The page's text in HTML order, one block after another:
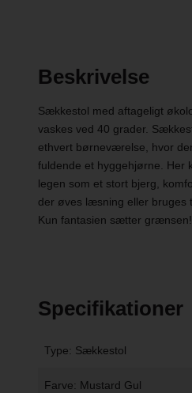
Beskrivelse
Sækkestol med aftageligt
vaskes ved 40 grader.
ethvert børneværelse, hvor
fuldende et hyggehjørne. Her
legen som et stort bjerg,
der øves læsning eller bruges
Kun fantasien sætter grænsen!
Specifikationer
Type: Sækkestol
Farve: Mustard Gul